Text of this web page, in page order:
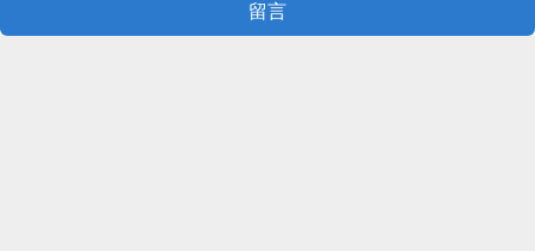
留言